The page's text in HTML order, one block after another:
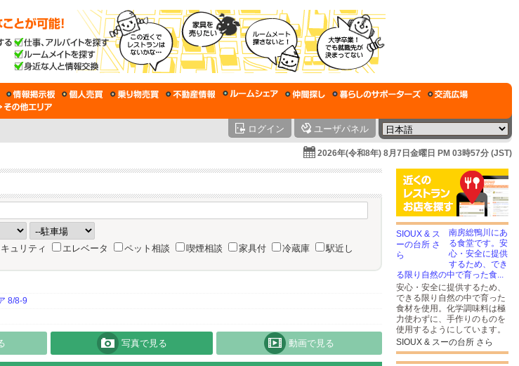
ログイン ユーザパネル
2026年(令和8年) 8月7日金曜日 PM 03時57分 (JST)
ュリティ エレベータ ペット相談 喫煙相談 家具付 冷蔵庫
駅近し
8/8-9
写真で見る 動画で見る
南房総鴨川にあ
る食堂です。安
心・安全に提供
するため、でき
る限り自然の中で育った食...
安心・安全に提供するため、
できる限り自然の中で育った
食材を使用。化学調味料は極
力使わずに、手作りのものを
使用するようにしています。
SIOUX & スーの台所 さら